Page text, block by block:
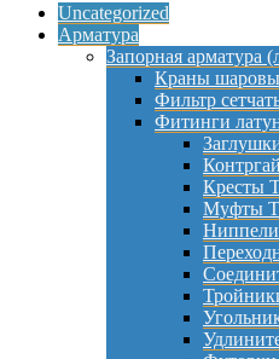
Uncategorized
Арматура
Запорная арматура
Краны
Фильтр
Фитинги
Кресты
Муфты